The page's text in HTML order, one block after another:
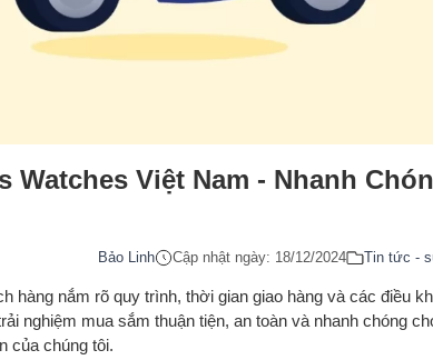
Watches Việt Nam - Nhanh
Bảo Linh Cập nhật ngày: 18/12/2024 Tin tức -
hàng nắm rõ quy trình, thời gian giao hàng và các điều
nghiệm mua sắm thuận tiện, an toàn và nhanh chóng
của chúng tôi.